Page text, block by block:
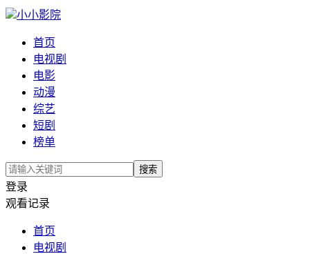
小小影院
首页
电视剧
电影
动漫
综艺
短剧
榜单
搜索
登录
观看记录
首页
电视剧